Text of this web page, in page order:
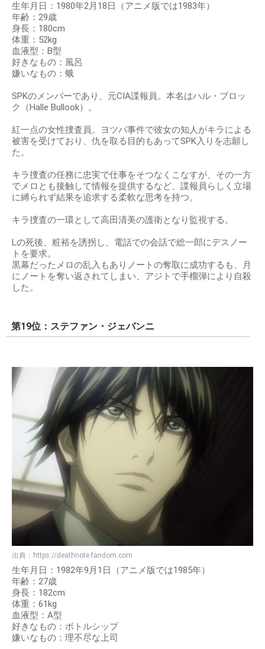
生年月日：1980年2月18日（アニメ版では1983年）
年齢：29歳
身長：180cm
体重：52kg
血液型：B型
好きなもの：風呂
嫌いなもの：蛾
SPKのメンバーであり、元CIA諜報員。本名はハル・ブロッ
ク（Halle Bullook）。
紅一点の女性捜査員。ヨツバ事件で彼女の知人がキラによる
被害を受けており、仇を取る目的もあってSPK入りを志願し
た。
キラ捜査の任務に忠実で仕事をそつなくこなすが、その一方
でメロとも接触して情報を提供するなど、諜報員らしく立場
に縛られず結果を追求する柔軟な思考を持つ。
キラ捜査の一環として高田清美の護衛となり監視する。
Lの死後、粧裕を誘拐し、電話での会話で総一郎にデスノー
トを要求。
黒幕だったメロの乱入もありノートの奪取に成功するも、月
にノートを奪い返されてしまい、アジトで手榴弾により自殺
した。
第19位：ステファン・ジェバンニ
出典： https://deathnote.fandom.com
生年月日：1982年9月1日（アニメ版では1985年）
年齢：27歳
身長：182cm
体重：61kg
血液型：A型
好きなもの：ボトルシップ
嫌いなもの：理不尽な上司